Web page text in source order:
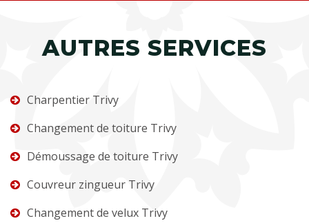
AUTRES SERVICES
Charpentier Trivy
Changement de toiture Trivy
Démoussage de toiture Trivy
Couvreur zingueur Trivy
Changement de velux Trivy